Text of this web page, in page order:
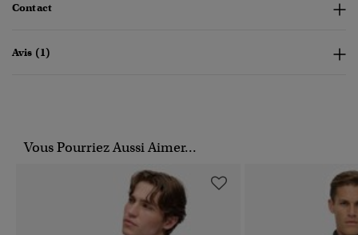
Contact
Avis (1)
Vous Pourriez Aussi Aimer...